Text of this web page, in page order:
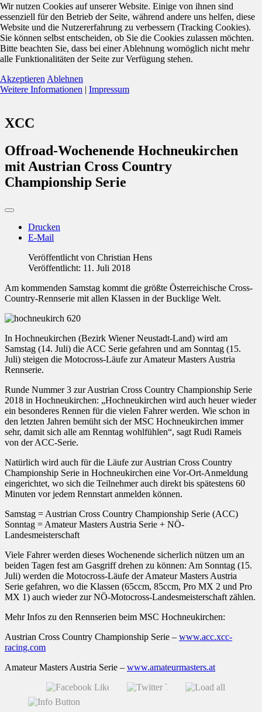
XCC
Offroad-Wochenende Hochneukirchen
mit Austrian Cross Country
Championship Serie
Drucken
E-Mail
Veröffentlicht von Christian Hens
Veröffentlicht: 11. Juli 2018
Am kommenden Samstag kommt die größte Österreichische Cross-
Country-Rennserie mit allen Klassen in der Bucklige Welt.
In Hochneukirchen (Bezirk Wiener Neustadt-Land) wird am
Samstag (14. Juli) die ACC Serie gefahren und am Sonntag (15.
Juli) steigen die Motocross-Läufe zur Amateur Masters Austria
Rennserie.
Runde Nummer 3 zur Austrian Cross Country Championship Serie
2018 in Hochneukirchen: „Hochneukirchen wird auch heuer wieder
ein besonderes Rennen für die vielen Fahrer werden. Wie schon in
den letzten Jahren bemüht sich der MSC Hochneukirchen immer
sehr, damit sich alle am Renntag wohlfühlen“, sagt Rudi Rameis
von der ACC-Serie.
Natürlich wird auch für die Läufe zur Austrian Cross Country
Championship Serie in Hochneukirchen eine Vor-Ort-Anmeldung
eingerichtet, wo sich die Teilnehmer auch direkt bis spätestens 60
Minuten vor jedem Rennstart anmelden können.
Samstag = Austrian Cross Country Championship Serie (ACC)
Sonntag = Amateur Masters Austria Serie + NÖ-
Landesmeisterschaft
Viele Fahrer werden dieses Wochenende sicherlich nützen um an
beiden Tagen fest am Gasgriff drehen zu können: Am Sonntag (15.
Juli) werden die Motocross-Läufe der Amateur Masters Austria
Serie gefahren, wo die Klassen (65ccm, 85ccm, Pro MX 2 und Pro
MX 1) auch wieder zur NÖ-Motocross-Landesmeisterschaft zählen.
Mehr Infos zu den Rennserien beim MSC Hochneukirchen:
Austrian Cross Country Championship Serie – www.acc.xcc-
racing.com
Amateur Masters Austria Serie – www.amateurmasters.at
Wir nutzen Cookies auf unserer Website. Einige von ihnen sind
essenziell für den Betrieb der Seite, während andere uns helfen, diese
Website und die Nutzererfahrung zu verbessern (Tracking Cookies).
Sie können selbst entscheiden, ob Sie die Cookies zulassen möchten.
Bitte beachten Sie, dass bei einer Ablehnung womöglich nicht mehr
alle Funktionalitäten der Seite zur Verfügung stehen.
Akzeptieren Ablehnen
Weitere Informationen | Impressum